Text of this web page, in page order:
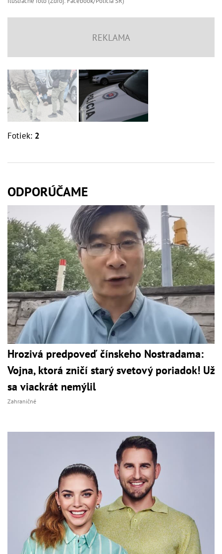
Fotiek: 2
ODPORÚČAME
Hrozivá predpoveď čínskeho Nostradama:
Vojna, ktorá zničí starý svetový poriadok! Už
sa viackrát nemýlil
Zahraničné